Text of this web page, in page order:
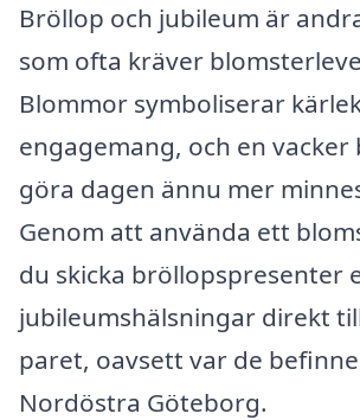
Bröllop och jubileum är
som ofta kräver
Blommor symboliserar
engagemang, och en vacker
göra dagen ännu mer
Genom att använda ett
du skicka bröllopspresenter
jubileumshälsningar direkt
paret, oavsett var de
Nordöstra Göteborg.